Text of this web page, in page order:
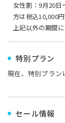
女性割：9月20日
方は税込10,000
上記以外の期間
特別プラン
現在、特別プラン
セール情報